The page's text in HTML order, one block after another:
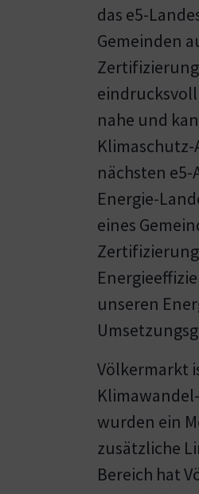
das e5-
Gemeinden
eindrucksvoll
nahe und
nächsten
Energie-
eines
unseren
Völkermarkt
wurden ein
zusätzliche
Bereich hat